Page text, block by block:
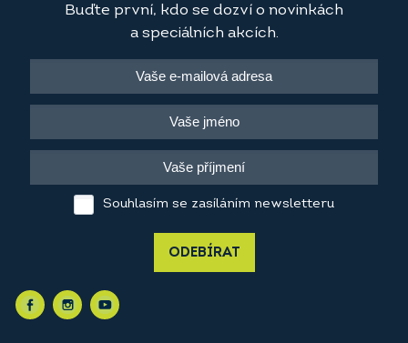
Buďte první, kdo se dozví o novinkách
a speciálních akcích.
Souhlasím se zasíláním newsletteru
ODEBÍRAT